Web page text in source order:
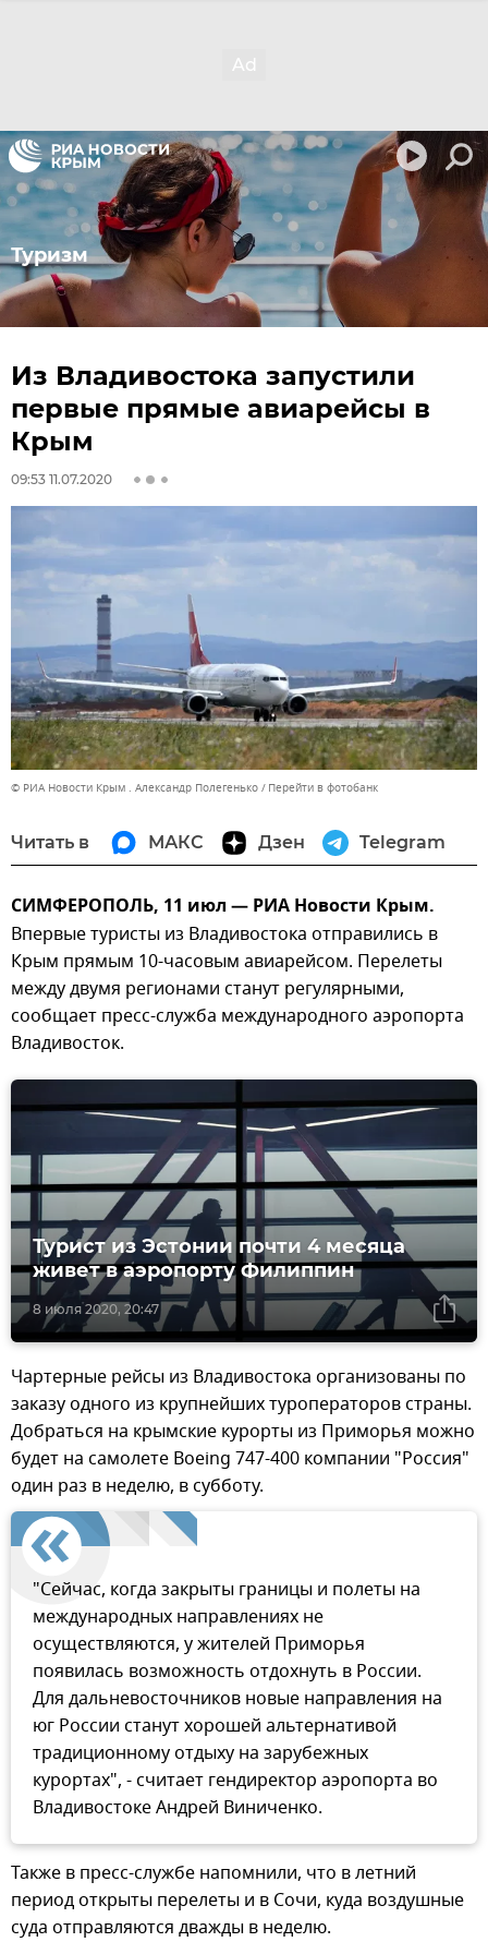
Туризм
Из Владивостока запустили
первые прямые авиарейсы в
Крым
09:53 11.07.2020
© РИА Новости Крым . Александр Полегенько Перейти в фотобанк
Читать в МАКС Дзен Telegram
СИМФЕРОПОЛЬ, 11 июл — РИА Новости Крым.
Впервые туристы из Владивостока отправились в
Крым прямым 10-часовым авиарейсом. Перелеты
между двумя регионами станут регулярными,
сообщает пресс-служба международного аэропорта
Владивосток.
8 июля 2020, 20:47
Турист из Эстонии почти 4 месяца
живет в аэропорту Филиппин
Чартерные рейсы из Владивостока организованы по
заказу одного из крупнейших туроператоров страны.
Добраться на крымские курорты из Приморья можно
будет на самолете Boeing 747-400 компании "Россия"
один раз в неделю, в субботу.
"Сейчас, когда закрыты границы и полеты на
международных направлениях не
осуществляются, у жителей Приморья
появилась возможность отдохнуть в России.
Для дальневосточников новые направления на
юг России станут хорошей альтернативой
традиционному отдыху на зарубежных
курортах", - считает гендиректор аэропорта во
Владивостоке Андрей Виниченко.
Также в пресс-службе напомнили, что в летний
период открыты перелеты и в Сочи, куда воздушные
суда отправляются дважды в неделю.